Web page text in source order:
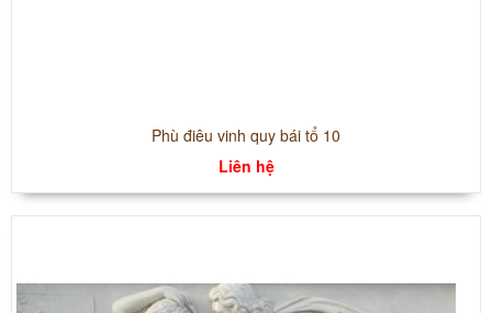
Phù điêu vinh quy bái tổ 10
Liên hệ